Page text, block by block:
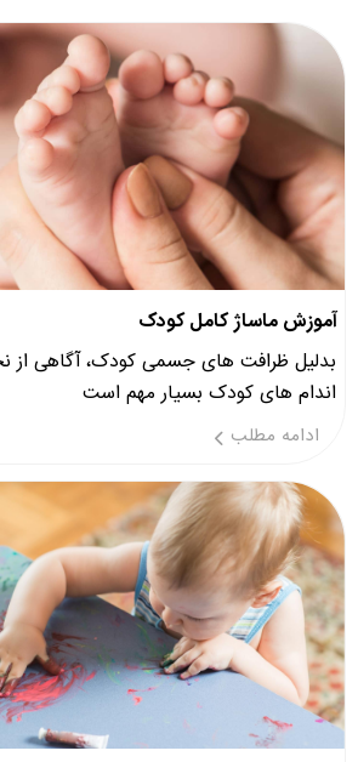
آموزش ماساژ کامل کودک
بدلیل ظرافت های جسمی کودک، آگاهی از
اندام های کودک بسیار مهم است
ادامه مطلب